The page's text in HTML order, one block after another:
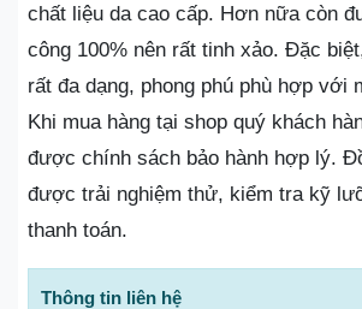
chất liệu da cao cấp. Hơn nữa còn
công 100% nên rất tinh xảo. Đặc
rất đa dạng, phong phú phù hợp với
Khi mua hàng tại shop quý khách
được chính sách bảo hành hợp lý.
được trải nghiệm thử, kiểm tra kỹ
thanh toán.
Thông tin liên hệ